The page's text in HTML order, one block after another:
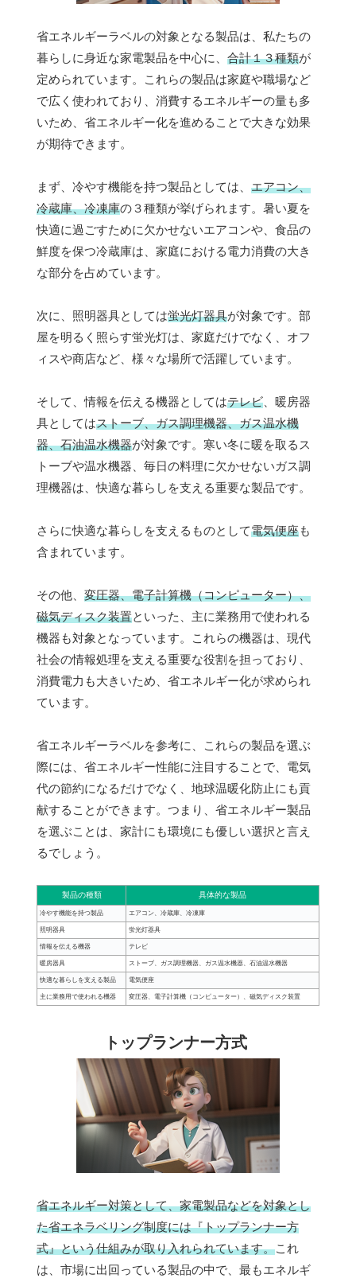
省エネルギーラベルの対象となる製品は、私たちの
暮らしに身近な家電製品を中心に、 合計１３種類が
定められています。これらの製品は家庭や職場など
で広く使われており、消費するエネルギーの量も多
いため、省エネルギー化を進めることで大きな効果
が期待できます。
まず、冷やす機能を持つ製品としては、 エアコン、
冷蔵庫、冷凍庫の３種類が挙げられます。暑い夏を
快適に過ごすために欠かせないエアコンや、食品の
鮮度を保つ冷蔵庫は、家庭における電力消費の大き
な部分を占めています。
次に、照明器具としては蛍光灯器具が対象です。部
屋を明るく照らす蛍光灯は、家庭だけでなく、オフ
ィスや商店など、様々な場所で活躍しています。
そして、情報を伝える機器としてはテレビ 、暖房器
具としてはストーブ、ガス調理機器、ガス温水機
器、石油温水機器が対象です。寒い冬に暖を取るス
トーブや温水機器、毎日の料理に欠かせないガス調
理機器は、快適な暮らしを支える重要な製品です。
さらに快適な暮らしを支えるものとして電気便座も
含まれています。
その他、 変圧器、電子計算機（コンピューター）、
磁気ディスク装置といった、主に業務用で使われる
機器も対象となっています。これらの機器は、現代
社会の情報処理を支える重要な役割を担っており、
消費電力も大きいため、省エネルギー化が求められ
ています。
省エネルギーラベルを参考に、これらの製品を選ぶ
際には、省エネルギー性能に注目することで、電気
代の節約になるだけでなく、地球温暖化防止にも貢
献することができます。つまり、省エネルギー製品
を選ぶことは、家計にも環境にも優しい選択と言え
るでしょう。
製品の種類 具体的な製品
冷やす機能を持つ製品 エアコン、冷蔵庫、冷凍庫
照明器具 蛍光灯器具
情報を伝える機器 テレビ
暖房器具 ストーブ、ガス調理機器、ガス温水機器、石油温水機器
快適な暮らしを支える製品 電気便座
主に業務用で使われる機器 変圧器、電子計算機（コンピューター）、磁気ディスク装置
トップランナー方式
省エネルギー対策として、家電製品などを対象とし
た省エネラベリング制度には『トップランナー方
式』という仕組みが取り入れられています。これ
は、市場に出回っている製品の中で、最もエネルギ